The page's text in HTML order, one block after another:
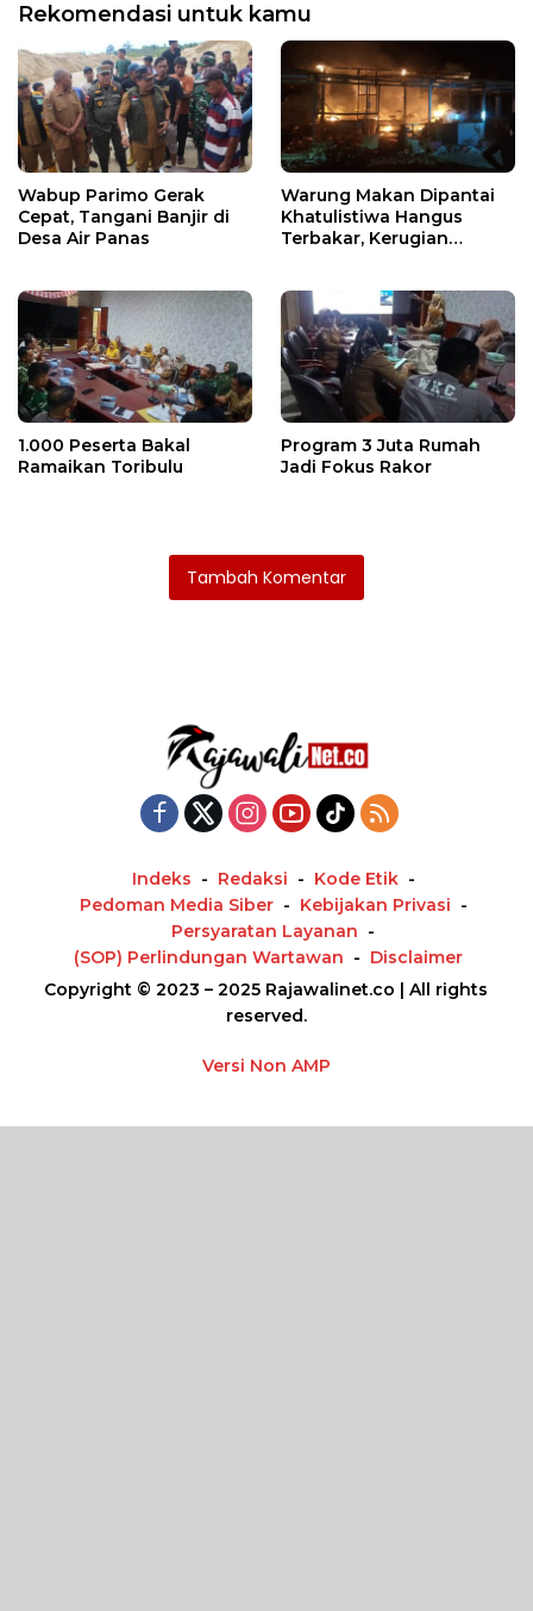
Rekomendasi untuk kamu
Wabup Parimo Gerak
Cepat, Tangani Banjir di
Desa Air Panas
Warung Makan Dipantai
Khatulistiwa Hangus
Terbakar, Kerugian
1.000 Peserta Bakal
Ramaikan Toribulu
Program 3 Juta Rumah
Jadi Fokus Rakor
Tambah Komentar
Indeks Redaksi
Kode Etik
Pedoman Media Siber
Kebijakan Privasi
Persyaratan Layanan
(SOP) Perlindungan Wartawan
Disclaimer
Copyright © 2023 – 2025 Rajawalinet.co | All rights
reserved.
Versi Non AMP